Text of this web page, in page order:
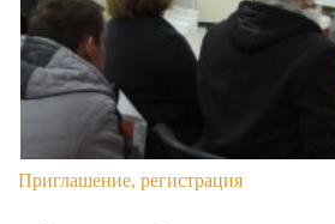
Приглашение, регистрация